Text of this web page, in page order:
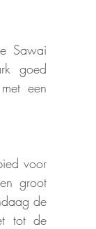
Sawai
goed
een
voor
groot
de
tot de